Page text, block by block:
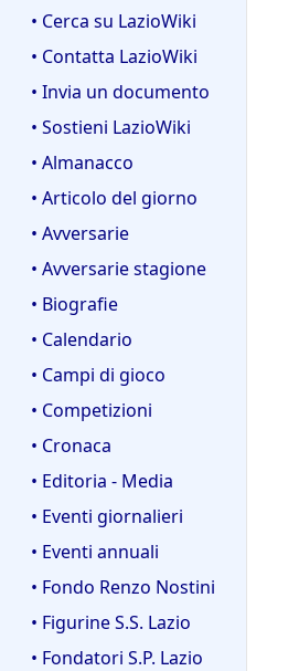
• Cerca su LazioWiki
• Contatta LazioWiki
• Invia un documento
• Sostieni LazioWiki
• Almanacco
• Articolo del giorno
• Avversarie
• Avversarie stagione
• Biografie
• Calendario
• Campi di gioco
• Competizioni
• Cronaca
• Editoria - Media
• Eventi giornalieri
• Eventi annuali
• Fondo Renzo Nostini
• Figurine S.S. Lazio
• Fondatori S.P. Lazio